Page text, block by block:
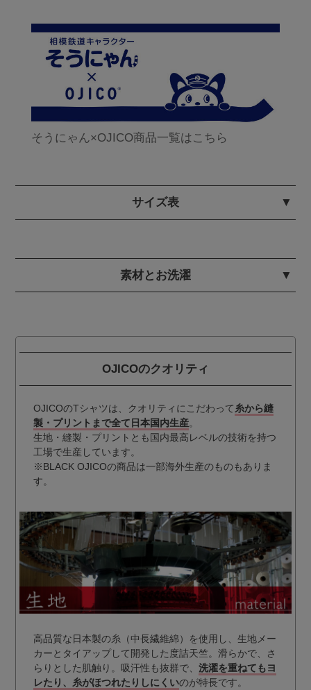
そうにゃん×OJICO商品一覧はこちら
サイズ表
素材とお洗濯
OJICOのクオリティ
OJICOのTシャツは、クオリティにこだわって糸から縫
製・プリントまで全て日本国内生産。
生地・縫製・プリントとも国内最高レベルの技術を持つ
工場で生産しています。
※BLACK OJICOの商品は一部海外生産のものもありま
す。
高品質な日本製の糸（中長繊維綿）を使用し、生地メー
カーとタイアップして開発した度詰天竺。滑らかで、さ
らりとした肌触り。吸汗性も抜群で、 洗濯を重ねてもヨ
レたり、糸がほつれたりしにくいのが特長です。